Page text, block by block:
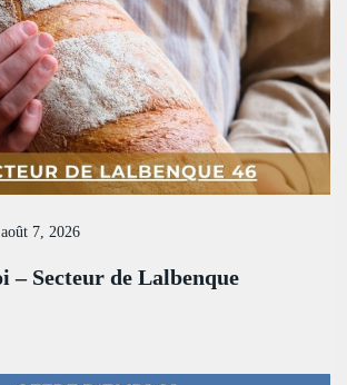
août 7, 2026
– Secteur de Lalbenque